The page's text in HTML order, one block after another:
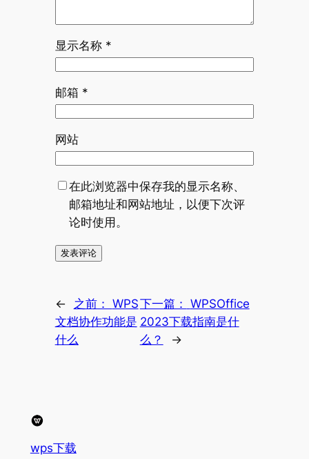
显示名称 *
邮箱 *
网站
在此浏览器中保存我的显示名称、
邮箱地址和网站地址，以便下次评
论时使用。
← 之前： WPS
文档协作功能是
什么
下一篇： WPSOffice
2023下载指南是什
么？
→
wps下载